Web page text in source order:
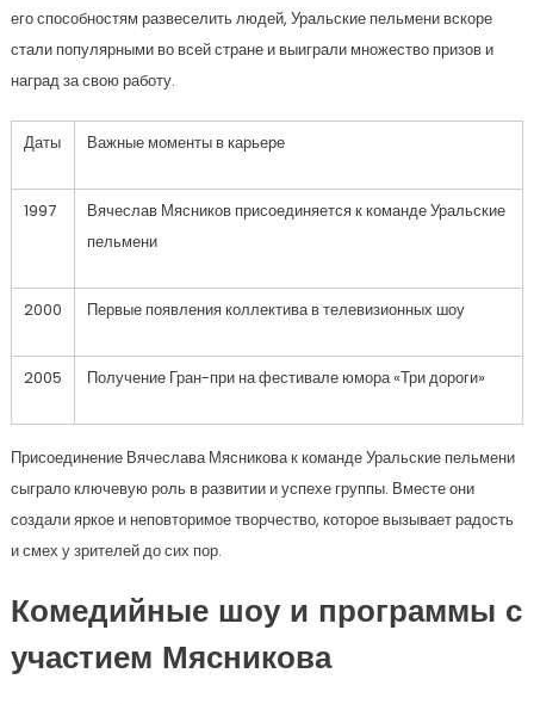
его способностям развеселить людей, Уральские пельмени вскоре
стали популярными во всей стране и выиграли множество призов и
наград за свою работу.
Даты Важные моменты в карьере
1997
Вячеслав Мясников присоединяется к команде Уральские
пельмени
2000 Первые появления коллектива в телевизионных шоу
2005 Получение Гран-при на фестивале юмора «Три дороги»
Присоединение Вячеслава Мясникова к команде Уральские пельмени
сыграло ключевую роль в развитии и успехе группы. Вместе они
создали яркое и неповторимое творчество, которое вызывает радость
и смех у зрителей до сих пор.
Комедийные шоу и программы с
участием Мясникова